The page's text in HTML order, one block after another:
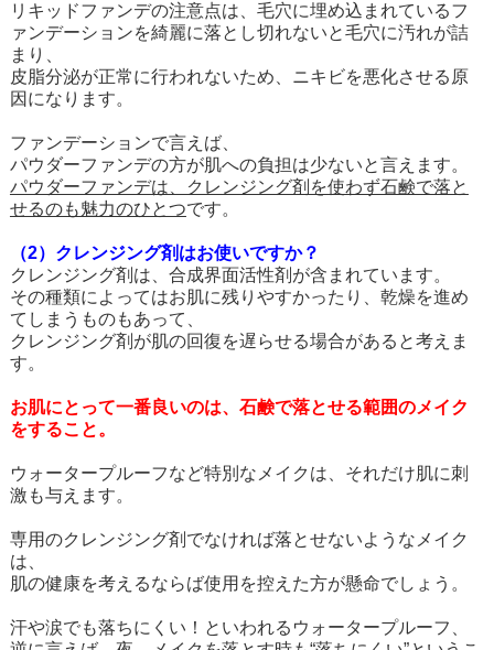
リキッドファンデの注意点は、毛穴に埋め込まれているフ
ァンデーションを綺麗に落とし切れないと毛穴に汚れが詰
まり、
皮脂分泌が正常に行われないため、ニキビを悪化させる原
因になります。
ファンデーションで言えば、
パウダーファンデの方が肌への負担は少ないと言えます。
パウダーファンデは、クレンジング剤を使わず石鹸で落と
せるのも魅力のひとつです。
（2）クレンジング剤はお使いですか？
クレンジング剤は、合成界面活性剤が含まれています。
その種類によってはお肌に残りやすかったり、乾燥を進め
てしまうものもあって、
クレンジング剤が肌の回復を遅らせる場合があると考えま
す。
お肌にとって一番良いのは、石鹸で落とせる範囲のメイク
をすること。
ウォータープルーフなど特別なメイクは、それだけ肌に刺
激も与えます。
専用のクレンジング剤でなければ落とせないようなメイク
は、
肌の健康を考えるならば使用を控えた方が懸命でしょう。
汗や涙でも落ちにくい！といわれるウォータープルーフ、